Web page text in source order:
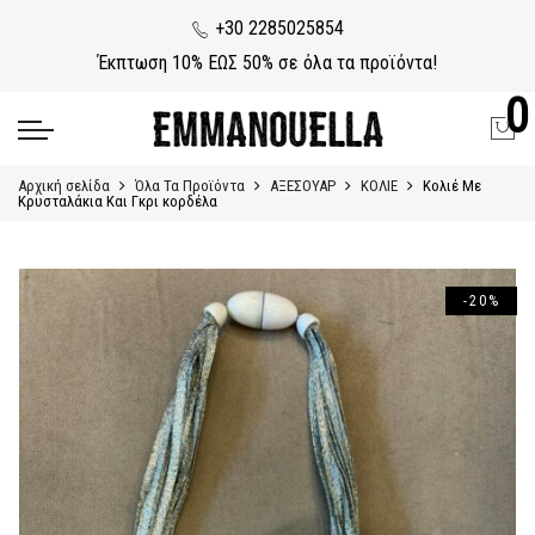
+30 2285025854
Έκπτωση 10% ΕΩΣ 50% σε όλα τα προϊόντα!
0
Αρχική σελίδα Όλα Τα Προϊόντα ΑΞΕΣΟΥΑΡ ΚΟΛΙΕ
Kολιέ Mε
Κρυσταλάκια Και Γκρι κορδέλα
-20%